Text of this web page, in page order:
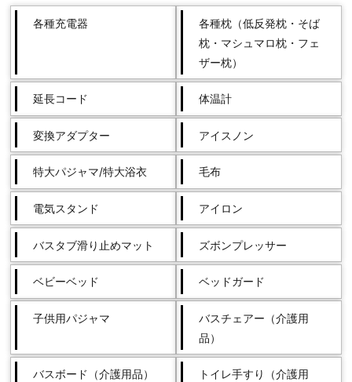
各種充電器
各種枕（低反発枕・そば
枕・マシュマロ枕・フェ
ザー枕）
延長コード 体温計
変換アダプター アイスノン
特大パジャマ/特大浴衣 毛布
電気スタンド アイロン
バスタブ滑り止めマット ズボンプレッサー
ベビーベッド ベッドガード
子供用パジャマ
バスチェアー（介護用
品）
バスボード（介護用品）
トイレ手すり（介護用